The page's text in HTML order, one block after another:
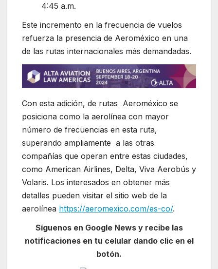
4:45 a.m.
Este incremento en la frecuencia de vuelos
refuerza la presencia de Aeroméxico en una
de las rutas internacionales más demandadas.
Con esta adición, de rutas Aeroméxico se
posiciona como la aerolínea con mayor
número de frecuencias en esta ruta,
superando ampliamente a las otras
compañías que operan entre estas ciudades,
como American Airlines, Delta, Viva Aerobús y
Volaris. Los interesados en obtener más
detalles pueden visitar el sitio web de la
aerolínea https://aeromexico.com/es-co/.
Síguenos en Google News y recibe las
notificaciones en tu celular dando clic en el
botón.